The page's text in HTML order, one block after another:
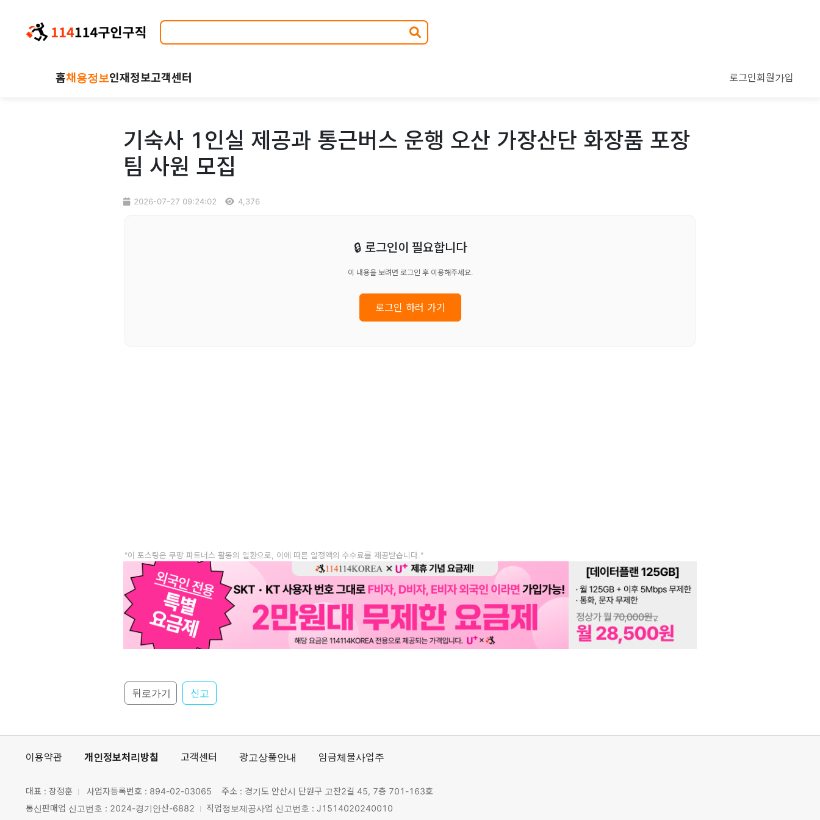
홈채용정보인재정보고객센터 로그인회원가입
기숙사 1인실 제공과 통근버스 운행 오산 가장산단 화장품 포장
팀 사원 모집
2026-07-27 09:24:02 4,376
🔒 로그인이 필요합니다
이 내용을 보려면 로그인 후 이용해주세요.
로그인 하러 가기
"이 포스팅은 쿠팡 파트너스 활동의 일환으로, 이에 따른 일정액의 수수료를 제공받습니다."
뒤로가기 신고
이용약관 개인정보처리방침 고객센터 광고상품안내 임금체불사업주
대표 : 장정훈 사업자등록번호 : 894-02-03065
주소 : 경기도 안산시 단원구 고잔2길 45, 7층 701-163호
통신판매업 신고번호 : 2024-경기안산-6882
직업정보제공사업 신고번호 : J1514020240010